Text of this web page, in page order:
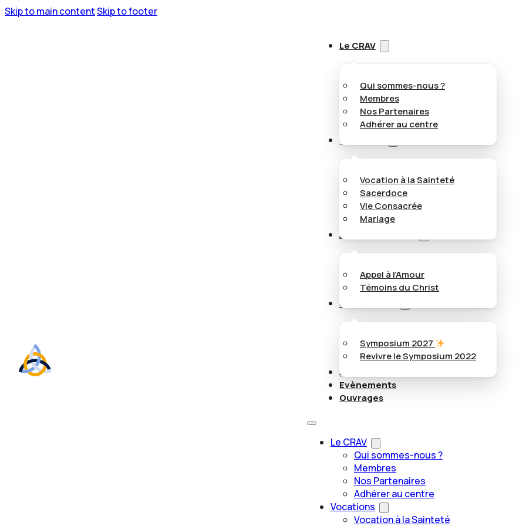
Skip to main contentSkip to footer
Le CRAV
Qui sommes-nous ?
Membres
Nos Partenaires
Adhérer au centre
Vocations
Vocation à la Sainteté
Sacerdoce
Vie Consacrée
Mariage
Appel aux jeunes
Appel à l’Amour
Témoins du Christ
Symposiums
Symposium 2027
Revivre le Symposium 2022
Articles
Evènements
Ouvrages
Le CRAV
Qui sommes-nous ?
Membres
Nos Partenaires
Adhérer au centre
Vocations
Vocation à la Sainteté